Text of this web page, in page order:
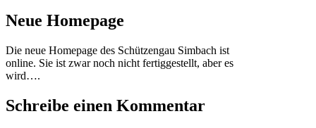
Neue Homepage
Die neue Homepage des Schützengau Simbach ist
online. Sie ist zwar noch nicht fertiggestellt, aber es
wird….
Schreibe einen Kommentar